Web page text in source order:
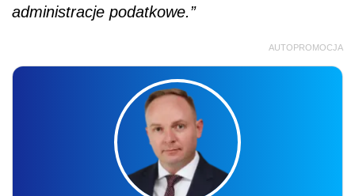
administracje podatkowe.”
AUTOPROMOCJA